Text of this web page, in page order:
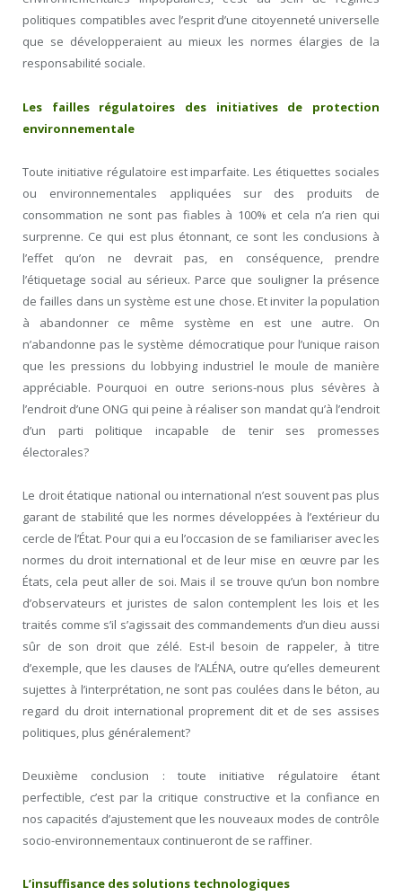
politiques compatibles avec l’esprit d’une citoyenneté universelle
que se développeraient au mieux les normes élargies de la
responsabilité sociale.
Les failles régulatoires des initiatives de protection
environnementale
Toute initiative régulatoire est imparfaite. Les étiquettes sociales
ou environnementales appliquées sur des produits de
consommation ne sont pas fiables à 100% et cela n’a rien qui
surprenne. Ce qui est plus étonnant, ce sont les conclusions à
l’effet qu’on ne devrait pas, en conséquence, prendre
l’étiquetage social au sérieux. Parce que souligner la présence
de failles dans un système est une chose. Et inviter la population
à abandonner ce même système en est une autre. On
n’abandonne pas le système démocratique pour l’unique raison
que les pressions du lobbying industriel le moule de manière
appréciable. Pourquoi en outre serions-nous plus sévères à
l’endroit d’une ONG qui peine à réaliser son mandat qu’à l’endroit
d’un parti politique incapable de tenir ses promesses
électorales?
Le droit étatique national ou international n’est souvent pas plus
garant de stabilité que les normes développées à l’extérieur du
cercle de l’État. Pour qui a eu l’occasion de se familiariser avec les
normes du droit international et de leur mise en œuvre par les
États, cela peut aller de soi. Mais il se trouve qu’un bon nombre
d’observateurs et juristes de salon contemplent les lois et les
traités comme s’il s’agissait des commandements d’un dieu aussi
sûr de son droit que zélé. Est-il besoin de rappeler, à titre
d’exemple, que les clauses de l’ALÉNA, outre qu’elles demeurent
sujettes à l’interprétation, ne sont pas coulées dans le béton, au
regard du droit international proprement dit et de ses assises
politiques, plus généralement?
Deuxième conclusion : toute initiative régulatoire étant
perfectible, c’est par la critique constructive et la confiance en
nos capacités d’ajustement que les nouveaux modes de contrôle
socio-environnementaux continueront de se raffiner.
L’insuffisance des solutions technologiques